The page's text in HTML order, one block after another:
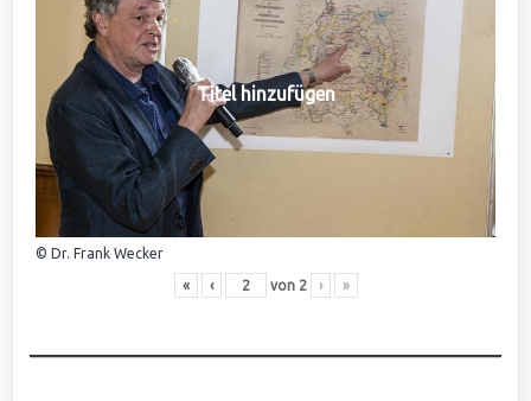
Titel hinzufügen
© Dr. Frank Wecker
« ‹ von 2 › »